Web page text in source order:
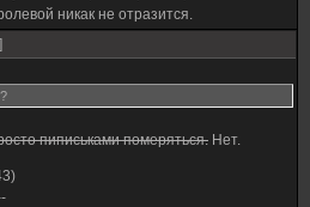
никак не отразится.
пиписьками померяться. Нет.